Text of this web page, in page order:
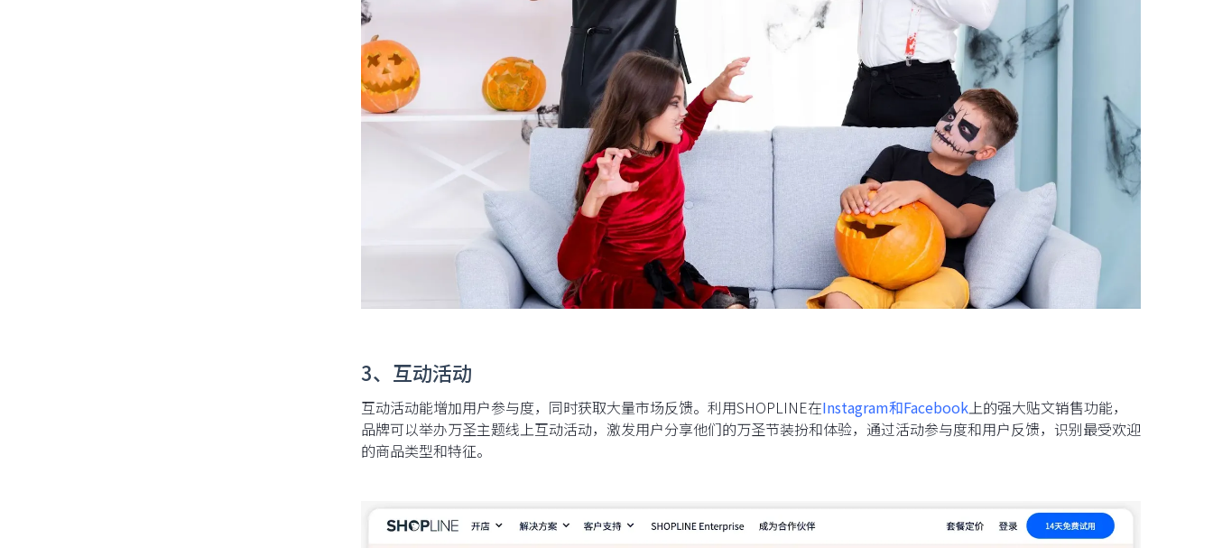
3、互动活动
互动活动能增加用户参与度，同时获取大量市场反馈。利用SHOPLINE在Instagram和Facebook上的强大贴文销售功能，
品牌可以举办万圣主题线上互动活动，激发用户分享他们的万圣节装扮和体验，通过活动参与度和用户反馈，识别最受欢迎
的商品类型和特征。